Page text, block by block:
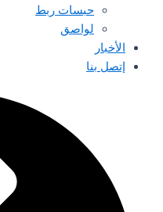
حبسات ربط
لواصق
الأخبار
إتصل بنا